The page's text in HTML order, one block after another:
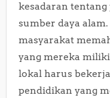
kesadaran
sumber daya
masyarakat
yang mereka
lokal harus
pendidikan yang